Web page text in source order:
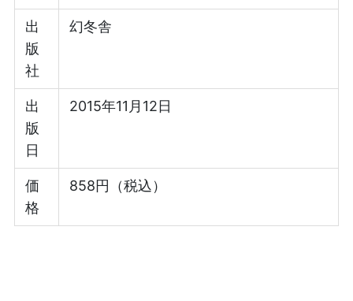
出
版
社
幻冬舎
出
版
日
2015年11月12日
価
格
858円（税込）